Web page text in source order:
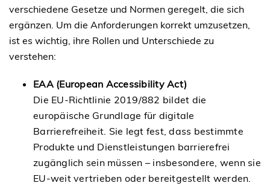
verschiedene Gesetze und Normen geregelt, die sich
ergänzen. Um die Anforderungen korrekt umzusetzen,
ist es wichtig, ihre Rollen und Unterschiede zu
verstehen:
EAA (European Accessibility Act)
Die EU-Richtlinie 2019/882 bildet die
europäische Grundlage für digitale
Barrierefreiheit. Sie legt fest, dass bestimmte
Produkte und Dienstleistungen barrierefrei
zugänglich sein müssen – insbesondere, wenn sie
EU-weit vertrieben oder bereitgestellt werden.